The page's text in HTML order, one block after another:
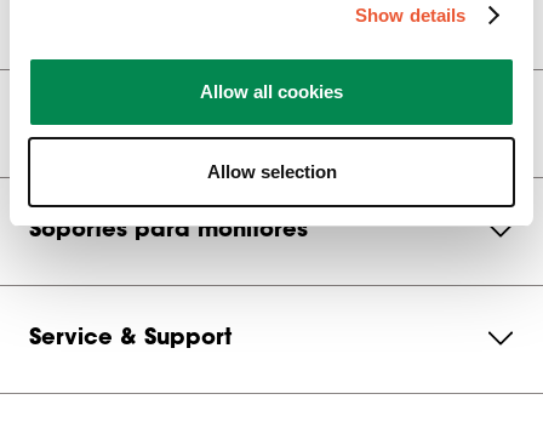
Show details
Allow all cookies
Allow selection
Soportes de pantallas (display)
Soportes para video walls
Soportes para monitores
Service & Support